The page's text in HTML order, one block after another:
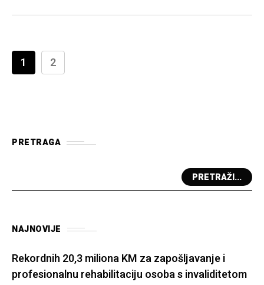
moralnu obavezu da se glasno
1 2
PRETRAGA
PRETRAŽI...
NAJNOVIJE
Rekordnih 20,3 miliona KM za zapošljavanje i
profesionalnu rehabilitaciju osoba s invaliditetom